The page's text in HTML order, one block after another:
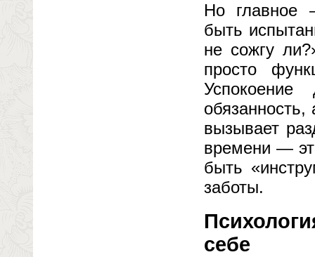
Но главное
быть
не сожгу
просто
вызывает
времени —
быть
заботы.
себе